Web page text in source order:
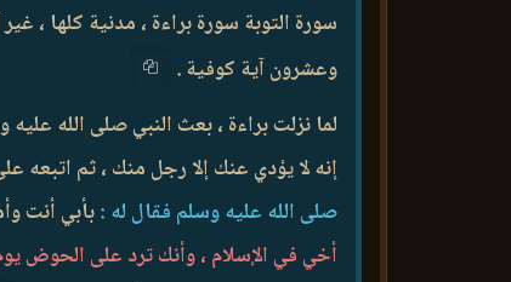
سورة التوبة سورة براءة ، مدنية كلها ، غير
وعشرون آية كوفية .
لما نزلت براءة ، بعث النبي صلى الله
إنه لا يؤدي عنك إلا رجل منك ، ثم اتبعه
صلى الله عليه وسلم فقال له :بأبي أنت
أخي في الإسلام ، وأنك ترد على الحوض